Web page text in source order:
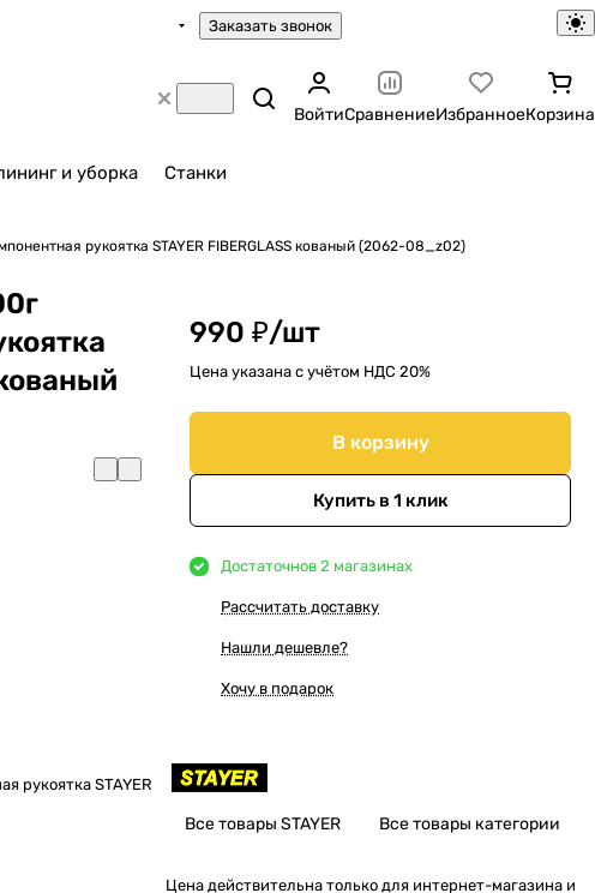
Заказать звонок
ВойтиСравнениеИзбранноеКорзина
и уборка Станки
рукоятка STAYER FIBERGLASS кованый (2062-08_z02)
рукоятка STAYER
990 ₽/шт
Цена указана с учётом НДС 20%
В корзину
Купить в 1 клик
Достаточнов 2 магазинах
Рассчитать доставку
Нашли дешевле?
Хочу в подарок
Все товары STAYER Все товары категории
Цена действительна только для интернет-магазина и